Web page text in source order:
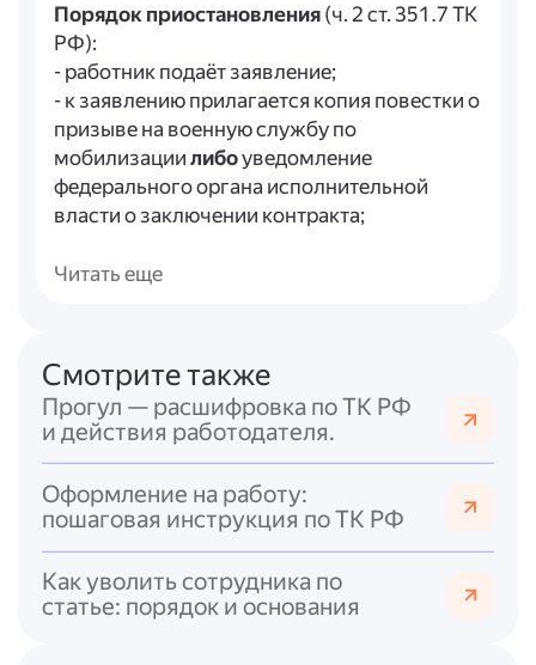
Порядок приостановления(ч. 2 ст. 351.7 ТК
РФ):
- работник подаёт заявление;
- к заявлению прилагается копия повестки о
призыве на военную службу по
мобилизации либоуведомление
федерального органа исполнительной
власти о заключении контракта;
приостановлении действия трудового
- Приостановление действует на весь
период прохождения военной службы или
оказания добровольного содействия.
- За работником сохраняется место работы
(должность).
- Работодатель обязан не позднее дня
приостановления выплатить работнику
зарплату и иные причитающиеся выплаты
за предшествующий период (ч. 5 ст. 351.7
Читать еще
Смотрите также
Прогул — расшифровка по ТК РФ
и действия работодателя.
Оформление на работу:
пошаговая инструкция по ТК РФ
Как уволить сотрудника по
статье: порядок и основания